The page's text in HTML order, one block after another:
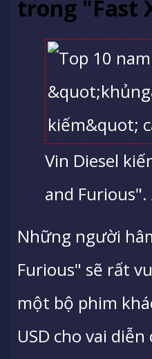
trong "Fast
Vin Diesel
and
Những người
Furious" sẽ rất
một bộ phim
USD cho vai